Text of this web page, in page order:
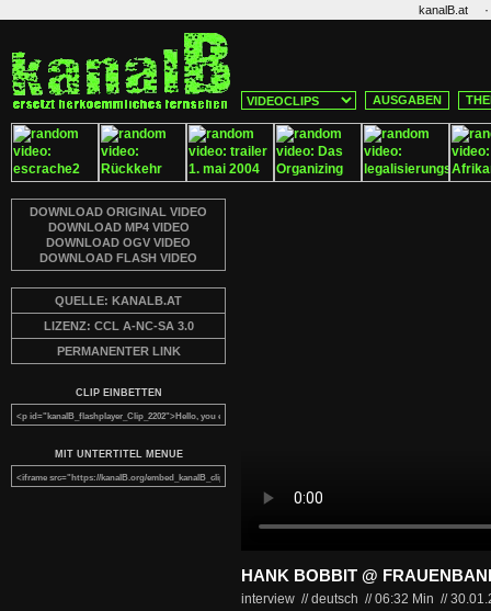
kanalB.at ·
AUSGABEN
DOWNLOAD ORIGINAL VIDEO
DOWNLOAD MP4 VIDEO
DOWNLOAD OGV VIDEO
DOWNLOAD FLASH VIDEO
QUELLE: KANALB.AT
LIZENZ: CCL A-NC-SA 3.0
PERMANENTER LINK
CLIP EINBETTEN
MIT UNTERTITEL MENUE
HANK BOBBIT @
interview // deutsch //06:32 Min //